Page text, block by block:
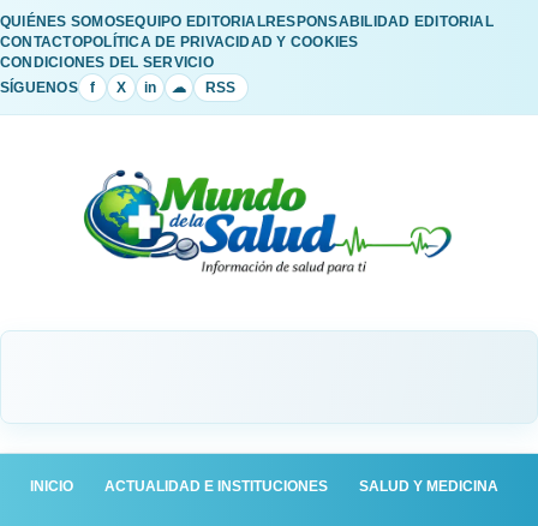
QUIÉNES SOMOSEQUIPO EDITORIALRESPONSABILIDAD EDITORIAL
CONTACTOPOLÍTICA DE PRIVACIDAD Y COOKIES
CONDICIONES DEL SERVICIO
SÍGUENOS
f X in ☁ RSS
INICIO ACTUALIDAD E INSTITUCIONES SALUD Y MEDICINA